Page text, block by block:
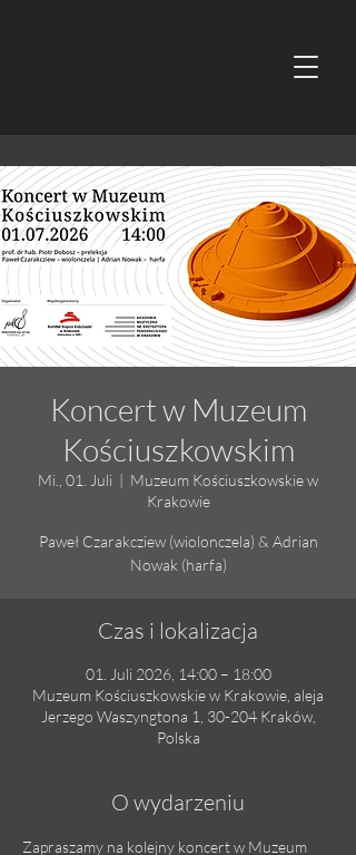
Koncert w Muzeum
Kościuszkowskim
Mi., 01. Juli
  |
Muzeum Kościuszkowskie w
Krakowie
Paweł Czarakcziew (wiolonczela) & Adrian
Nowak (harfa)
Czas i lokalizacja
01. Juli 2026, 14:00 – 18:00
Muzeum Kościuszkowskie w Krakowie, aleja
Jerzego Waszyngtona 1, 30-204 Kraków,
Polska
O wydarzeniu
Zapraszamy na kolejny koncert w Muzeum